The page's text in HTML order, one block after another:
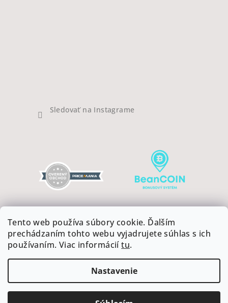
Tento web používa súbory cookie. Ďalším
prechádzaním tohto webu vyjadrujete súhlas s ich
používaním. Viac informáciítu.
Nastavenie
Sledovať na Instagrame
Copyright 2026COFFEEART. Všetky práva vyhradené.
Upraviť nastavenie cookies